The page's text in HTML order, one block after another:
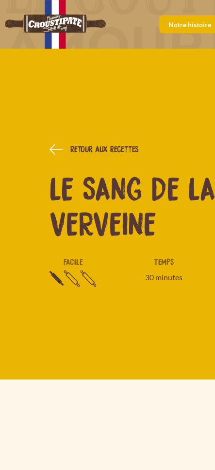
Notre histoire
Retour aux recettes
LE SANG DE LA
VERVEINE
FACILE TEMPS
30 minutes